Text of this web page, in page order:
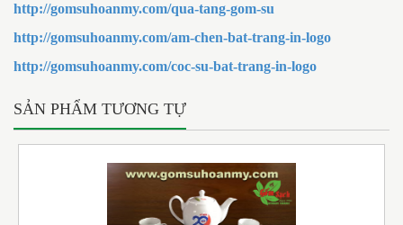
http://gomsuhoanmy.com/qua-tang-gom-su
http://gomsuhoanmy.com/am-chen-bat-trang-in-logo
http://gomsuhoanmy.com/coc-su-bat-trang-in-logo
SẢN PHẨM TƯƠNG TỰ